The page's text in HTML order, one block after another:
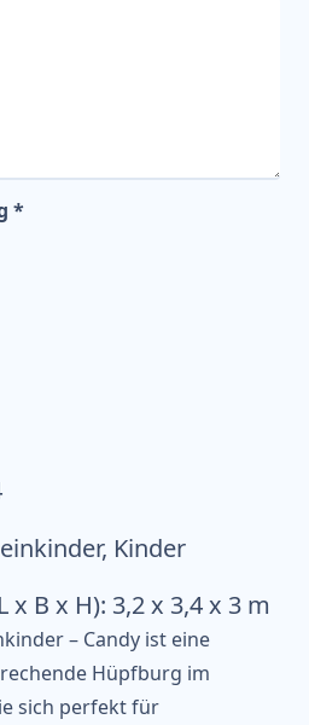
*
Kinder
x B x H): 3,2 x 3,4 x 3 m
– Candy ist eine
Hüpfburg im
sich perfekt für